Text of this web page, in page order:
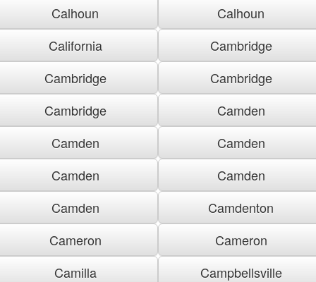
Calhoun
Calhoun
California
Cambridge
Cambridge
Cambridge
Cambridge
Camden
Camden
Camden
Camden
Camden
Camden
Camdenton
Cameron
Cameron
Camilla
Campbellsville